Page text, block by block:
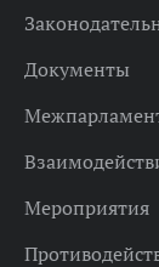
Документы
Мероприятия